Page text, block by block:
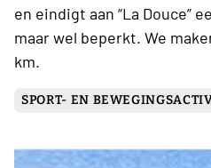
en eindigt aan “La Douce”
maar wel beperkt. We
km.
SPORT- EN